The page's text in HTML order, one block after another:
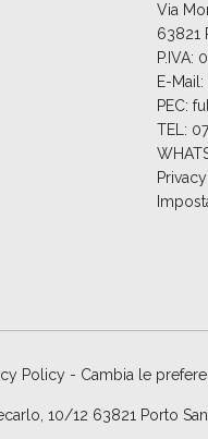
Via
63821
P.IVA:
E-Mail:
PEC:
TEL:
Policy - Cambia le
10/12 63821 Porto